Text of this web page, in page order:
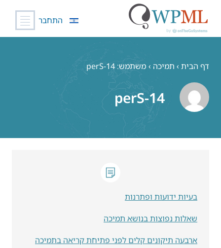
התחבר
דף הבית › תמיכה › משתמש: perS-14
perS-14
בעיות ידועות ופתרנות
שאלות נפוצות בנושא תמיכה
ארבעה תיקונים קלים לפני פתיחת קריאה בתמיכה